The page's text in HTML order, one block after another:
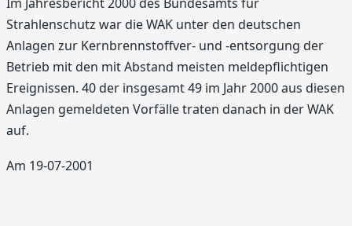
Strahlenschutz war die WAK unter den deutschen
Anlagen zur Kernbrennstoffver- und -entsorgung der
Betrieb mit den mit Abstand meisten meldepflichtigen
Ereignissen. 40 der insgesamt 49 im Jahr 2000 aus diesen
Anlagen gemeldeten Vorfälle traten danach in der WAK
auf.
Am 19-07-2001